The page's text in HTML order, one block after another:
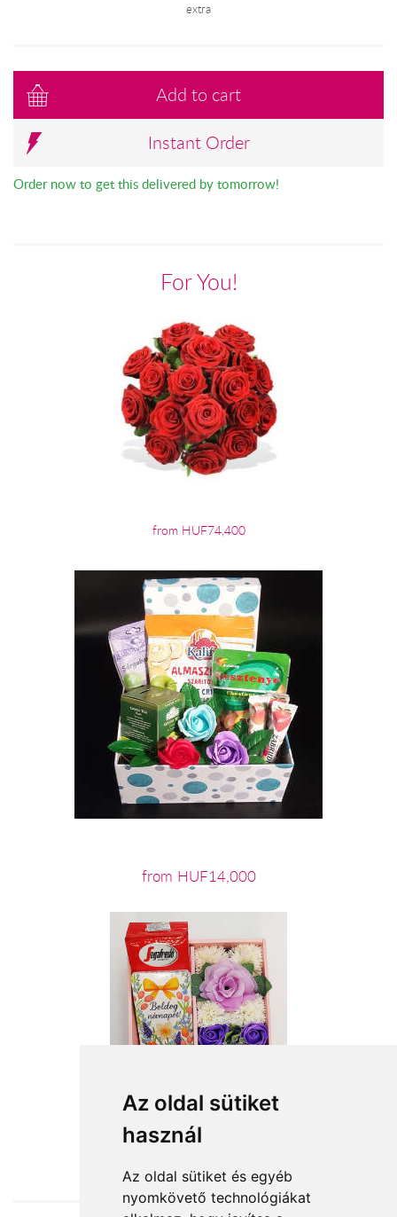
Az oldal sütiket
használ
Az oldal sütiket és egyéb
nyomkövető technológiákat
extra
Add to cart
Instant Order
Order now to get this delivered by tomorrow!
For You!
from HUF74,400
from HUF14,000
from HUF11,160